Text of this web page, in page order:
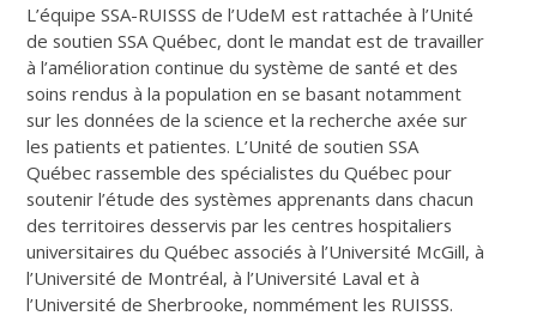
L’équipe SSA-RUISSS de l’UdeM est rattachée à l’Unité
de soutien SSA Québec, dont le mandat est de travailler
à l’amélioration continue du système de santé et des
soins rendus à la population en se basant notamment
sur les données de la science et la recherche axée sur
les patients et patientes. L’Unité de soutien SSA
Québec rassemble des spécialistes du Québec pour
soutenir l’étude des systèmes apprenants dans chacun
des territoires desservis par les centres hospitaliers
universitaires du Québec associés à l’Université McGill, à
l’Université de Montréal, à l’Université Laval et à
l’Université de Sherbrooke, nommément les RUISSS.